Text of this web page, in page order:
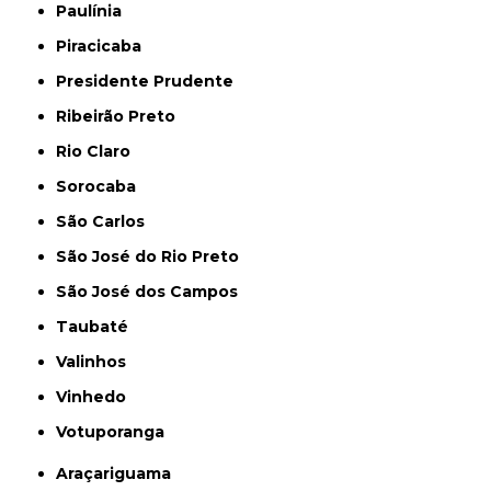
Paulínia
Piracicaba
Presidente Prudente
Ribeirão Preto
Rio Claro
Sorocaba
São Carlos
São José do Rio Preto
São José dos Campos
Taubaté
Valinhos
Vinhedo
Votuporanga
Araçariguama